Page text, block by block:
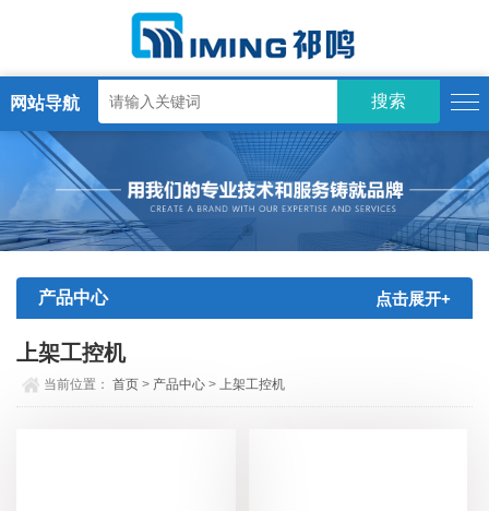
网站导航
产品中心 点击展开+
上架工控机
当前位置：首页 > 产品中心 > 上架工控机